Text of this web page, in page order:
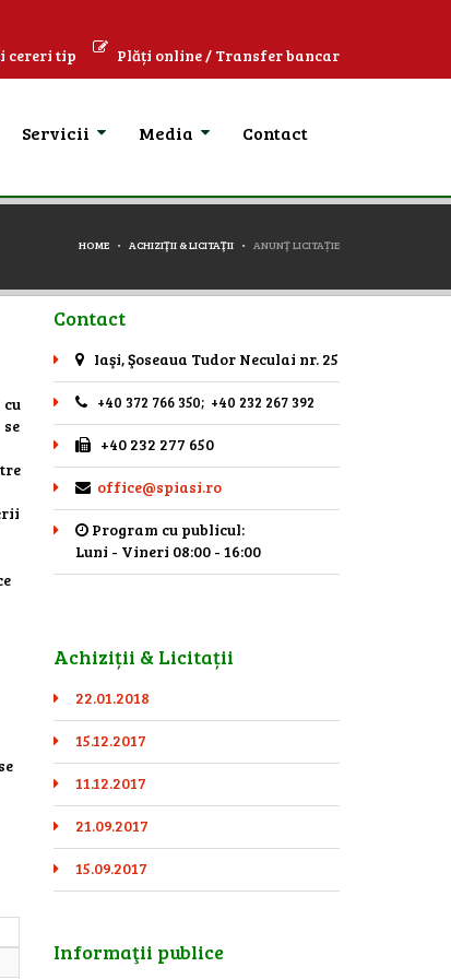
cereri tip Plăți online / Transfer bancar
Servicii Media Contact
HOME ACHIZIŢII & LICITAŢII ANUNŢ LICITAȚIE
Contact
Iaşi, Şoseaua Tudor Neculai nr. 25
+40 372 766 350; +40 232 267 392
+40 232 277 650
office@spiasi.ro
Program cu publicul:
Luni - Vineri 08:00 - 16:00
Achiziții & Licitații
22.01.2018
15.12.2017
11.12.2017
21.09.2017
15.09.2017
Informaţii publice